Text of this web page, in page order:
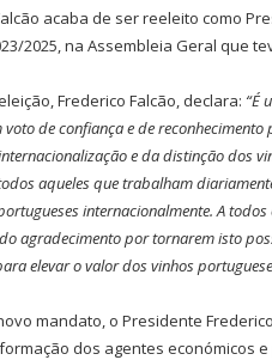
acaba de ser reeleito como
2025, na Assembleia Geral que
Frederico Falcão, declara: “É
de confiança e de
e da distinção dos
aqueles que trabalham
internacionalmente. A
agradecimento por tornarem isto
elevar o valor dos vinhos
mandato, o Presidente
dos agentes económicos